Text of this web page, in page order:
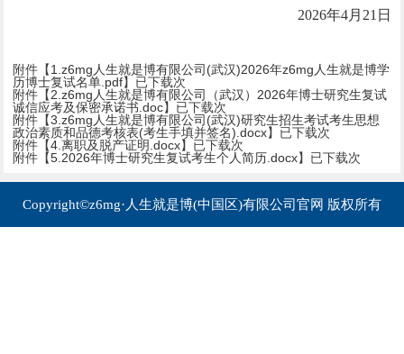
2026年4月21日
附件【1.z6mg人生就是博有限公司(武汉)2026年z6mg人生就是博学
历博士复试名单.pdf】已下载次
附件【2.z6mg人生就是博有限公司（武汉）2026年博士研究生复试
诚信应考及保密承诺书.doc】已下载次
附件【3.z6mg人生就是博有限公司(武汉)研究生招生考试考生思想
政治素质和品德考核表(考生手填并签名).docx】已下载次
附件【4.离职及脱产证明.docx】已下载次
附件【5.2026年博士研究生复试考生个人简历.docx】已下载次
Copyright©z6mg·人生就是博(中国区)有限公司官网 版权所有